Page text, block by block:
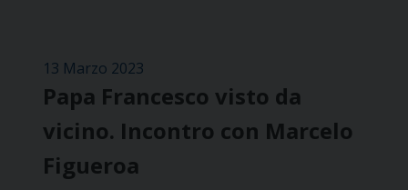
13 Marzo 2023
Papa Francesco visto da
vicino. Incontro con Marcelo
Figueroa